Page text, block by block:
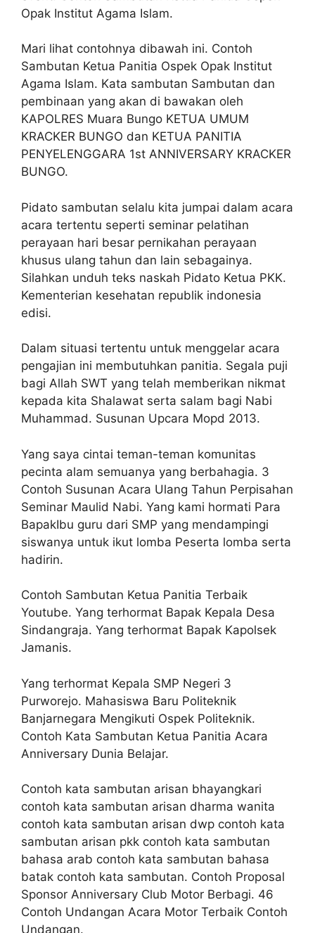
Opak Institut Agama Islam.
Mari lihat contohnya dibawah ini. Contoh
Sambutan Ketua Panitia Ospek Opak Institut
Agama Islam. Kata sambutan Sambutan dan
pembinaan yang akan di bawakan oleh
KAPOLRES Muara Bungo KETUA UMUM
KRACKER BUNGO dan KETUA PANITIA
PENYELENGGARA 1st ANNIVERSARY KRACKER
BUNGO.
Pidato sambutan selalu kita jumpai dalam acara
acara tertentu seperti seminar pelatihan
perayaan hari besar pernikahan perayaan
khusus ulang tahun dan lain sebagainya.
Silahkan unduh teks naskah Pidato Ketua PKK.
Kementerian kesehatan republik indonesia
edisi.
Dalam situasi tertentu untuk menggelar acara
pengajian ini membutuhkan panitia. Segala puji
bagi Allah SWT yang telah memberikan nikmat
kepada kita Shalawat serta salam bagi Nabi
Muhammad. Susunan Upcara Mopd 2013.
Yang saya cintai teman-teman komunitas
pecinta alam semuanya yang berbahagia. 3
Contoh Susunan Acara Ulang Tahun Perpisahan
Seminar Maulid Nabi. Yang kami hormati Para
BapakIbu guru dari SMP yang mendampingi
siswanya untuk ikut lomba Peserta lomba serta
hadirin.
Contoh Sambutan Ketua Panitia Terbaik
Youtube. Yang terhormat Bapak Kepala Desa
Sindangraja. Yang terhormat Bapak Kapolsek
Jamanis.
Yang terhormat Kepala SMP Negeri 3
Purworejo. Mahasiswa Baru Politeknik
Banjarnegara Mengikuti Ospek Politeknik.
Contoh Kata Sambutan Ketua Panitia Acara
Anniversary Dunia Belajar.
Contoh kata sambutan arisan bhayangkari
contoh kata sambutan arisan dharma wanita
contoh kata sambutan arisan dwp contoh kata
sambutan arisan pkk contoh kata sambutan
bahasa arab contoh kata sambutan bahasa
batak contoh kata sambutan. Contoh Proposal
Sponsor Anniversary Club Motor Berbagi. 46
Contoh Undangan Acara Motor Terbaik Contoh
Undangan.